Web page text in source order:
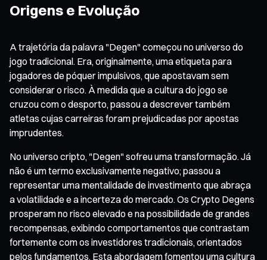
Origens e Evolução
A trajetória da palavra "Degen" começou no universo do
jogo tradicional. Era, originalmente, uma etiqueta para
jogadores de póquer impulsivos, que apostavam sem
considerar o risco. À medida que a cultura do jogo se
cruzou com o desporto, passou a descrever também
atletas cujas carreiras foram prejudicadas por apostas
imprudentes.
No universo cripto, "Degen" sofreu uma transformação. Já
não é um termo exclusivamente negativo; passou a
representar uma mentalidade de investimento que abraça
a volatilidade e a incerteza do mercado. Os Crypto Degens
prosperam no risco elevado e na possibilidade de grandes
recompensas, exibindo comportamentos que contrastam
fortemente com os investidores tradicionais, orientados
pelos fundamentos. Esta abordagem fomentou uma cultura